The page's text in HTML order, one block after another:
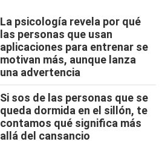
La psicología revela por qué
las personas que usan
aplicaciones para entrenar se
motivan más, aunque lanza
una advertencia
Si sos de las personas que se
queda dormida en el sillón, te
contamos qué significa más
allá del cansancio